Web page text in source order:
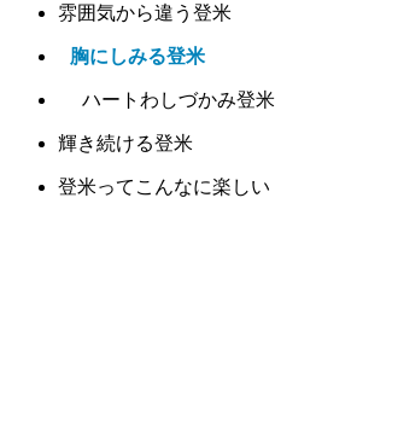
雰囲気から違う登米
胸にしみる登米
ハートわしづかみ登米
輝き続ける登米
登米ってこんなに楽しい